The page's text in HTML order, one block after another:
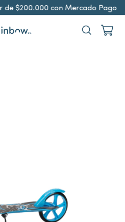
$200.000 con Mercado Pago